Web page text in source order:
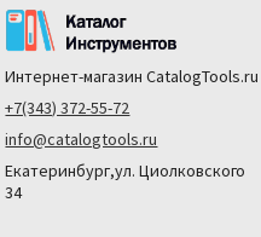
Интернет-магазин CatalogTools.ru
+7(343) 372-55-72
info@catalogtools.ru
Екатеринбург,ул. Циолковского
34